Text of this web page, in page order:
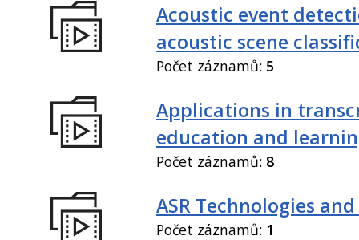
Acoustic event
acoustic scene
Počet záznamů: 5
Applications in
education and
Počet záznamů: 8
ASR Technologies
Počet záznamů: 1